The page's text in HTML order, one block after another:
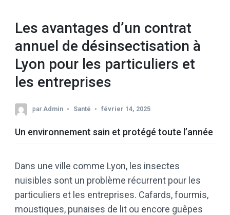
Les avantages d’un contrat
annuel de désinsectisation à
Lyon pour les particuliers et
les entreprises
par Admin Santé février 14, 2025
Un environnement sain et protégé toute l’année
Dans une ville comme Lyon, les insectes
nuisibles sont un problème récurrent pour les
particuliers et les entreprises. Cafards, fourmis,
moustiques, punaises de lit ou encore guêpes